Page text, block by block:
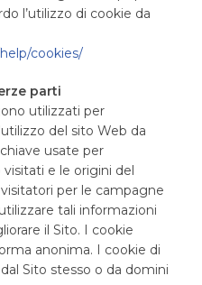
l’utilizzo di cookie da
cookies/
parti
utilizzati per
del sito Web da
usate per
e le origini del
per le campagne
tali informazioni
il Sito. I cookie
anonima. I cookie di
Sito stesso o da domini